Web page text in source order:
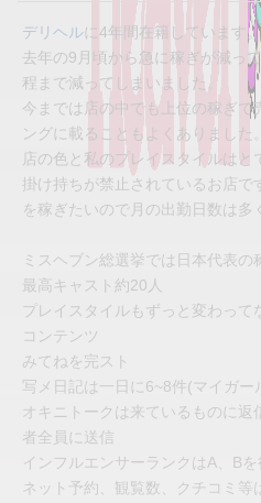
デリヘルに4年間在籍しています。
去年の9月頃から急に稼ぎが減っ
程まで減ってしまいました。
今までは店の中でも上位の稼ぎで
ングに載ることもよくありました。
店の色と私のプレイスタイルはと
掛け持ちが禁止されているお店で
を稼ぎたいので月の出勤日数は多
ミスヘブン総選挙では日本代表の
最高キャスト約20人
プレイスタイルもずっと変わって
コンテンツ
みてねを完スト
写メ日記は一日に6~8件(マイガー
オキニトークは来ているものに
者全員に送信
インフルエンサーランクはA、Bを
ネット予約、観覧数、クチコミ等